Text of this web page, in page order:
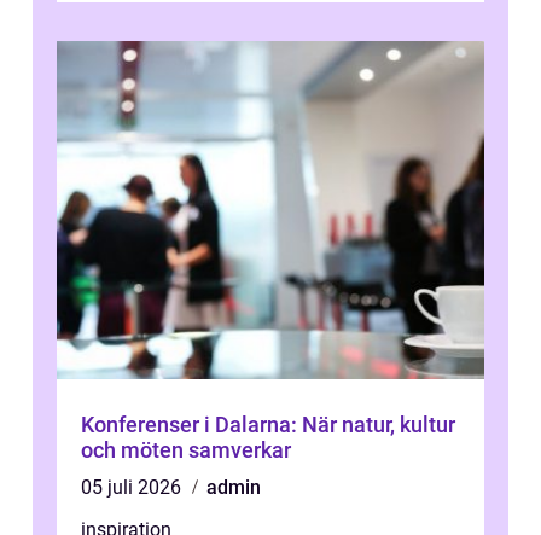
Konferenser i Dalarna: När natur, kultur
och möten samverkar
05 juli 2026
admin
inspiration